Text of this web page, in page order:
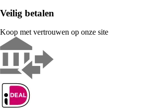
Veilig betalen
Koop met vertrouwen op onze site